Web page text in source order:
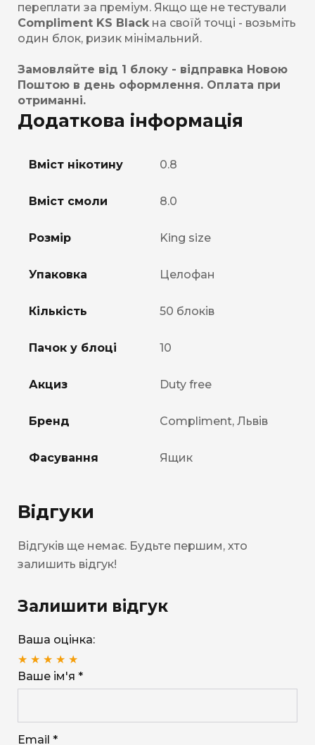
переплати за преміум. Якщо ще не тестували
Compliment KS Black на своїй точці - возьміть
один блок, ризик мінімальний.
Замовляйте від 1 блоку - відправка Новою
Поштою в день оформлення. Оплата при
отриманні.
Додаткова інформація
Вміст нікотину 0.8
Вміст смоли 8.0
Розмір King size
Упаковка Целофан
Кількість 50 блоків
Пачок у блоці 10
Акциз Duty free
Бренд Compliment, Львів
Фасування Ящик
Відгуки
Відгуків ще немає. Будьте першим, хто
залишить відгук!
Залишити відгук
Ваша оцінка:
★ ★ ★ ★ ★
Ваше ім'я *
Email *